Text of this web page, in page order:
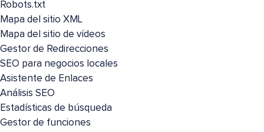
Robots.txt
Mapa del sitio XML
Mapa del sitio de vídeos
Gestor de Redirecciones
SEO para negocios locales
Asistente de Enlaces
Análisis SEO
Estadísticas de búsqueda
Gestor de funciones